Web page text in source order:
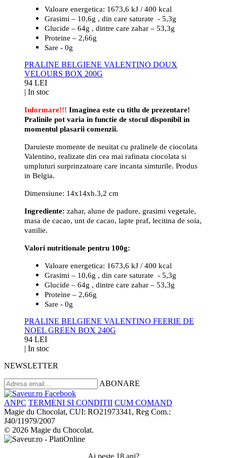
Valoare energetica: 1673,6 kJ / 400 kcal
Grasimi – 10,6g , din care saturate - 5,3g
Glucide – 64g , dintre care zahar – 53,3g
Proteine – 2,66g
Sare - 0g
PRALINE BELGIENE VALENTINO DOUX
VELOURS BOX 200G
94 LEI
| In stoc
Informare!!! Imaginea este cu titlu de prezentare!
Pralinile pot varia in functie de stocul disponibil in
momentul plasarii comenzii.
Daruieste momente de neuitat cu pralinele de ciocolata
Valentino, realizate din cea mai rafinata ciocolata si
umpluturi surprinzatoare care incanta simturile. Produs
in Belgia.
Dimensiune: 14x14xh.3,2 cm
Ingrediente: zahar, alune de padure, grasimi vegetale,
masa de cacao, unt de cacao, lapte praf, lecitina de soia,
vanilie.
Valori nutritionale pentru 100g:
Valoare energetica: 1673,6 kJ / 400 kcal
Grasimi – 10,6g , din care saturate - 5,3g
Glucide – 64g , dintre care zahar – 53,3g
Proteine – 2,66g
Sare - 0g
PRALINE BELGIENE VALENTINO FEERIE DE
NOEL GREEN BOX 240G
94 LEI
| In stoc
NEWSLETTER
ABONARE
ANPC TERMENI SI CONDITII CUM COMAND
Magie du Chocolat, CUI: RO21973341, Reg Com.:
J40/11979/2007
© 2026 Magie du Chocolat.
Ai peste 18 ani?